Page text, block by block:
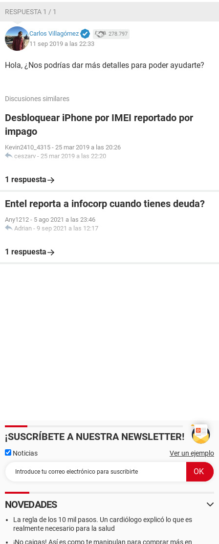
RESPUESTA 1 / 1
Carlos Villagómez 278.797
11 sep 2019 a las 22:33
Hola, ¿Nos podrías dar más detalles para poder ayudarte?
Discusiones similares
Desbloquear iPhone por IMEI reportado por
impago
Kevin2410_4315 - 25 mar 2019 a las 20:26
ceszarv - 25 mar 2019 a las 22:20
1 respuesta
Entel reporta a infocorp cuando tienes deuda?
Any1212 - 5 ago 2021 a las 23:46
Adrian - 9 sep 2021 a las 12:17
1 respuesta
¡SUSCRÍBETE A NUESTRA NEWSLETTER!
Noticias Ver un ejemplo
NOVEDADES
La regla de los 10 mil pasos. Un cardiólogo explicó lo que es
realmente necesario para la salud
¡No caigas! Así es como te manipulan para comprar más en